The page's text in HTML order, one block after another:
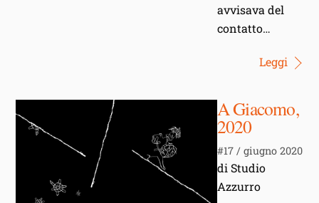
avvisava del
contatto…
Leggi
A Giacomo,
2020
#17 / giugno 2020
di Studio
Azzurro